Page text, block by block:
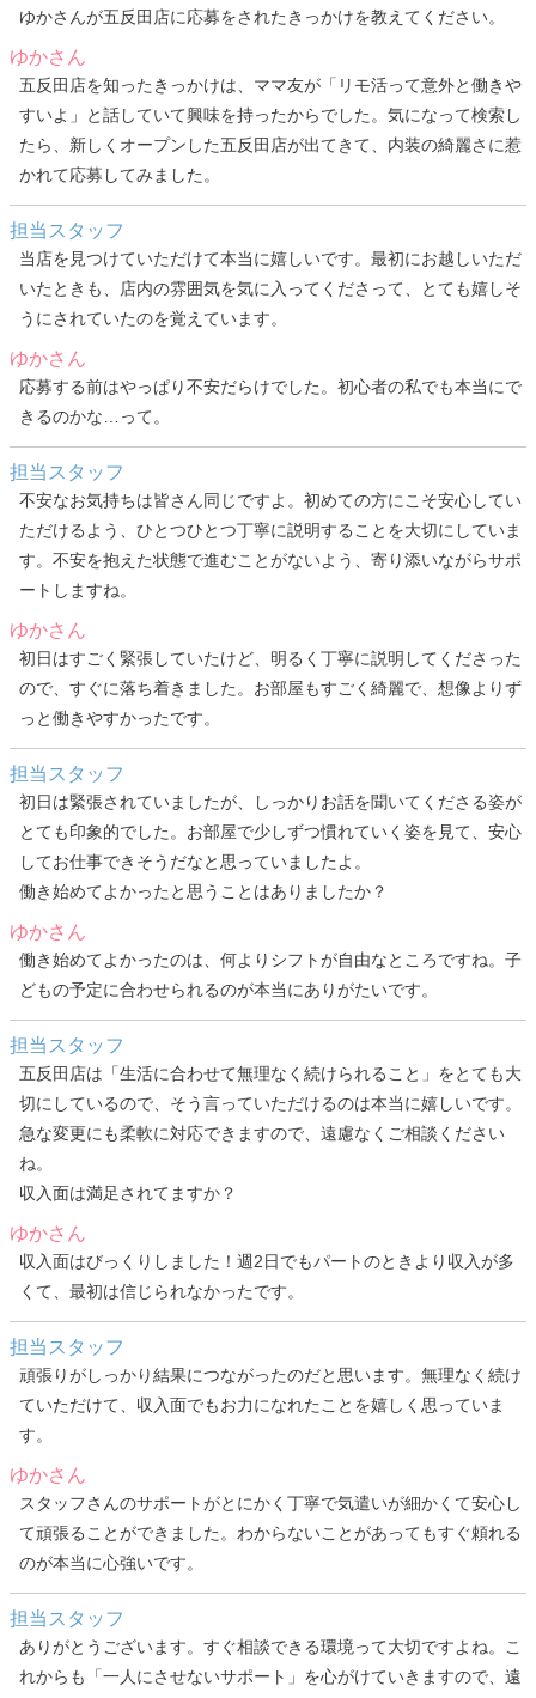
ゆかさんが五反田店に応募をされたきっかけを教えてください。
ゆかさん
五反田店を知ったきっかけは、ママ友が「リモ活って意外と働きや
すいよ」と話していて興味を持ったからでした。気になって検索し
たら、新しくオープンした五反田店が出てきて、内装の綺麗さに惹
かれて応募してみました。
担当スタッフ
当店を見つけていただけて本当に嬉しいです。最初にお越しいただ
いたときも、店内の雰囲気を気に入ってくださって、とても嬉しそ
うにされていたのを覚えています。
ゆかさん
応募する前はやっぱり不安だらけでした。初心者の私でも本当にで
きるのかな…って。
担当スタッフ
不安なお気持ちは皆さん同じですよ。初めての方にこそ安心してい
ただけるよう、ひとつひとつ丁寧に説明することを大切にしていま
す。不安を抱えた状態で進むことがないよう、寄り添いながらサポ
ートしますね。
ゆかさん
初日はすごく緊張していたけど、明るく丁寧に説明してくださった
ので、すぐに落ち着きました。お部屋もすごく綺麗で、想像よりず
っと働きやすかったです。
担当スタッフ
初日は緊張されていましたが、しっかりお話を聞いてくださる姿が
とても印象的でした。お部屋で少しずつ慣れていく姿を見て、安心
してお仕事できそうだなと思っていましたよ。
働き始めてよかったと思うことはありましたか？
ゆかさん
働き始めてよかったのは、何よりシフトが自由なところですね。子
どもの予定に合わせられるのが本当にありがたいです。
担当スタッフ
五反田店は「生活に合わせて無理なく続けられること」をとても大
切にしているので、そう言っていただけるのは本当に嬉しいです。
急な変更にも柔軟に対応できますので、遠慮なくご相談ください
ね。
収入面は満足されてますか？
ゆかさん
収入面はびっくりしました！週2日でもパートのときより収入が多
くて、最初は信じられなかったです。
担当スタッフ
頑張りがしっかり結果につながったのだと思います。無理なく続け
ていただけて、収入面でもお力になれたことを嬉しく思っていま
す。
ゆかさん
スタッフさんのサポートがとにかく丁寧で気遣いが細かくて安心し
て頑張ることができました。わからないことがあってもすぐ頼れる
のが本当に心強いです。
担当スタッフ
ありがとうございます。すぐ相談できる環境って大切ですよね。こ
れからも「一人にさせないサポート」を心がけていきますので、遠